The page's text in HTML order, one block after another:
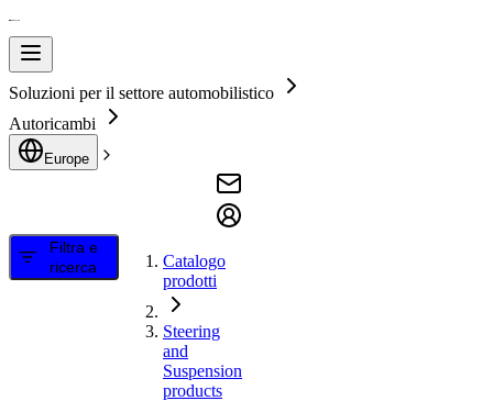
Soluzioni per il settore automobilistico
Autoricambi
Europe
Filtra e
ricerca
Catalogo
prodotti
Steering
and
Suspension
products